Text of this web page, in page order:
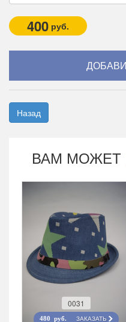
400 руб.
Назад
ВАМ МОЖЕТ
0031
480 руб. ЗАКАЗАТЬ